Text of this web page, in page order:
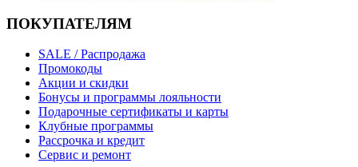
ПОКУПАТЕЛЯМ
SALE / Распродажа
Промокоды
Акции и скидки
Бонусы и программы лояльности
Подарочные сертификаты и карты
Клубные программы
Рассрочка и кредит
Сервис и ремонт